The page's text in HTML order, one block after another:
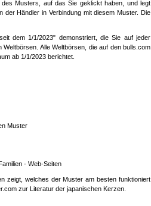
Musters, auf das Sie geklickt haben, und legt
Händler in Verbindung mit diesem Muster. Die
dem 1/1/2023" demonstriert, die Sie auf jeder
Alle Weltbörsen, die auf den bulls.com
ab 1/1/2023 berichtet.
Muster
- Web-Seiten
zeigt, welches der Muster am besten funktioniert
zur Literatur der japanischen Kerzen.